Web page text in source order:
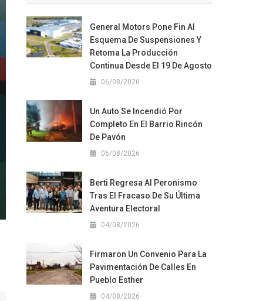
General Motors Pone Fin Al
Esquema De Suspensiones Y
Retoma La Producción
Continua Desde El 19 De Agosto
06/08/2026
Un Auto Se Incendió Por
Completo En El Barrio Rincón
De Pavón
06/08/2026
Berti Regresa Al Peronismo
Tras El Fracaso De Su Última
Aventura Electoral
04/08/2026
Firmaron Un Convenio Para La
Pavimentación De Calles En
Pueblo Esther
04/08/2026